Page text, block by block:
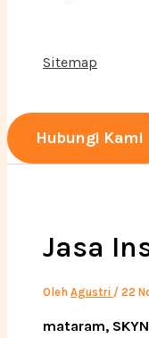
Sitemap
Hubungi Kami
Jasa
Oleh Agustri / 22
mataram,